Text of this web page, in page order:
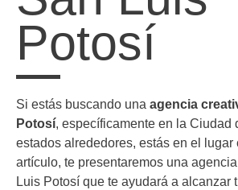
Potosí
Si estás buscando una agencia
Potosí, específicamente en la Ciudad
estados alrededores, estás en el lugar
artículo, te presentaremos una
Luis Potosí que te ayudará a alcanzar